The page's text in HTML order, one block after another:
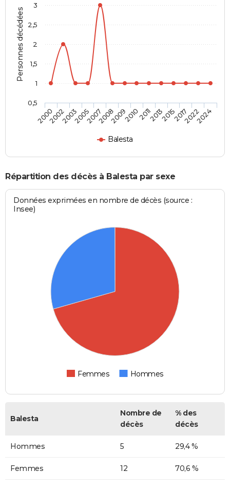
Personnes décédées
Balesta
20002002200320052007200820092010201120132015201720222024
0,5
1
1,5
2
2,5
3
Répartition des décès à Balesta par sexe
Données exprimées en nombre de décès (source :
Insee)
Femmes Hommes
Balesta
Nombre de
décès
% des
décès
Hommes 5 29,4 %
Femmes 12 70,6 %